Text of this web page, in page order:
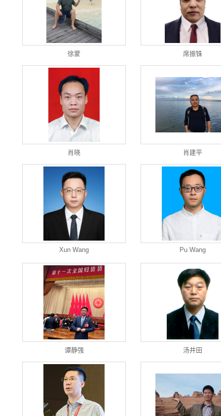
徐蒙 席振铢
肖晓 肖建平
Xun Wang Pu Wang
谭静强 汤井田